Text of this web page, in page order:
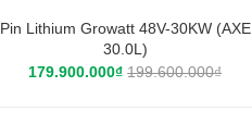
Pin Lithium Growatt 48V-30KW (AXE
30.0L)
179.900.000₫199.600.000₫